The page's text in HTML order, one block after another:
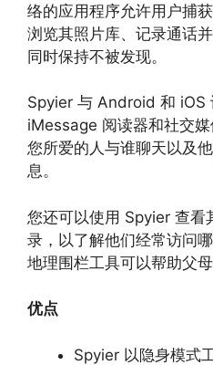
络的应用程序允许用户捕
浏览其照片库、记录通话
同时保持不被发现。
Spyier 与 Android 和 iOS
iMessage 阅读器和社交
您所爱的人与谁聊天以及
息。
您还可以使用 Spyier 查看
录，以了解他们经常访问
地理围栏工具可以帮助父
优点
Spyier 以隐身模式